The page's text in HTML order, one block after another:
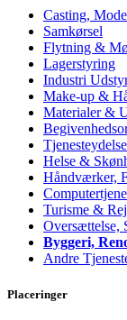
Casting,
Samkørsel
Flytning &
Lagerstyring
Industri
Make-up &
Materialer &
Tjenesteydelse
Helse &
Håndværker,
Turisme &
Oversættelse,
Byggeri,
Andre
Placeringer